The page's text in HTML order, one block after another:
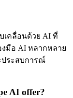
เคลื่อนด้วย AI ที่
มือ AI หลากหลาย
ประสบการณ์
AI offer?